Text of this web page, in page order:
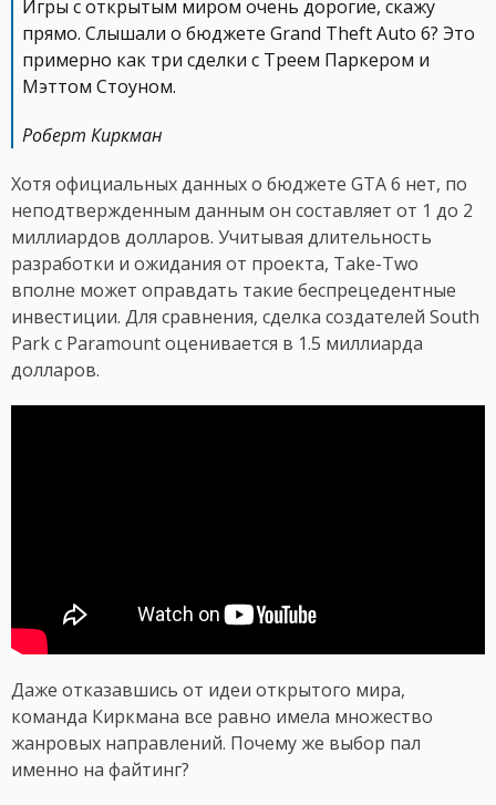
Игры с открытым миром очень дорогие, скажу
прямо. Слышали о бюджете Grand Theft Auto 6? Это
примерно как три сделки с Треем Паркером и
Мэттом Стоуном.
Роберт Киркман
Хотя официальных данных о бюджете GTA 6 нет, по
неподтвержденным данным он составляет от 1 до 2
миллиардов долларов. Учитывая длительность
разработки и ожидания от проекта, Take-Two
вполне может оправдать такие беспрецедентные
инвестиции. Для сравнения, сделка создателей South
Park с Paramount оценивается в 1.5 миллиарда
долларов.
Даже отказавшись от идеи открытого мира,
команда Киркмана все равно имела множество
жанровых направлений. Почему же выбор пал
именно на файтинг?